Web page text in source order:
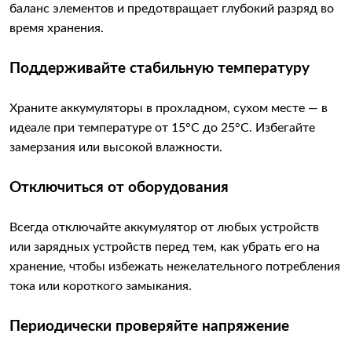
баланс элементов и предотвращает глубокий разряд во
время хранения.
Поддерживайте стабильную температуру
Храните аккумуляторы в прохладном, сухом месте — в
идеале при температуре от 15°C до 25°C. Избегайте
замерзания или высокой влажности.
Отключиться от оборудования
Всегда отключайте аккумулятор от любых устройств
или зарядных устройств перед тем, как убрать его на
хранение, чтобы избежать нежелательного потребления
тока или короткого замыкания.
Периодически проверяйте напряжение